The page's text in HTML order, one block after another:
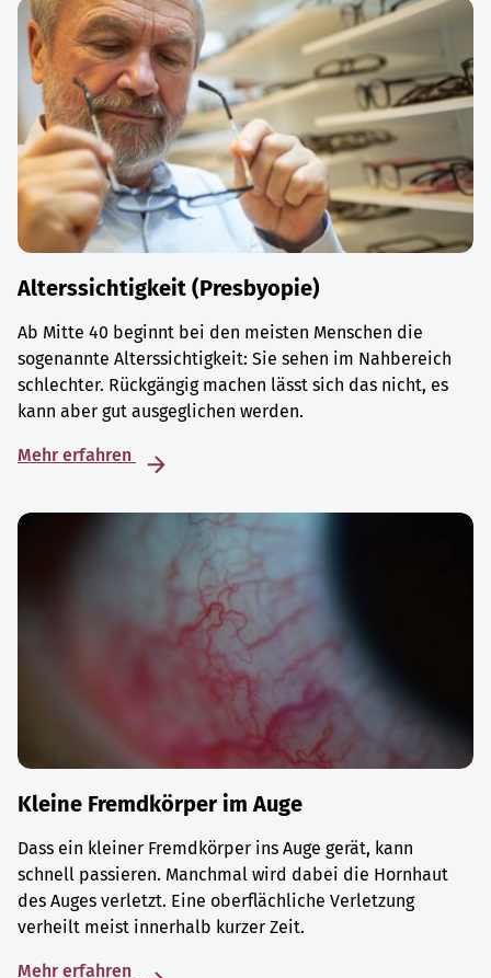
Alterssichtigkeit (Presbyopie)
Ab Mitte 40 beginnt bei den meisten Menschen die
sogenannte Alterssichtigkeit: Sie sehen im Nahbereich
schlechter. Rückgängig machen lässt sich das nicht, es
kann aber gut ausgeglichen werden.
Mehr erfahren
Kleine Fremdkörper im Auge
Dass ein kleiner Fremdkörper ins Auge gerät, kann
schnell passieren. Manchmal wird dabei die Hornhaut
des Auges verletzt. Eine oberflächliche Verletzung
verheilt meist innerhalb kurzer Zeit.
Mehr erfahren